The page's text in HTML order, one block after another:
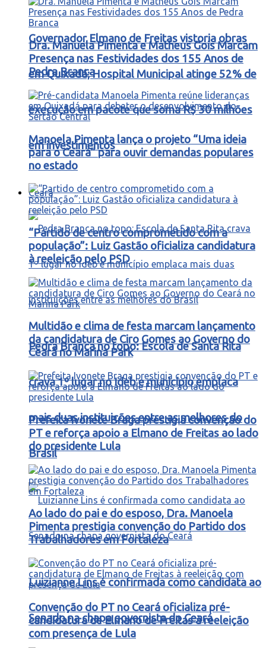
Governador Elmano de Freitas vistoria obras
em Quixadá; Hospital Municipal atinge 52% de
execução em pacote que soma R$ 30 milhões
em investimentos
Ceará
Pedra Branca no topo: Escola de Santa Rita
crava 1º lugar no Ideb e município emplaca
mais duas instituições entre as melhores do
Brasil
Luizianne Lins é confirmada como candidata ao
Senado na chapa governista do Ceará
Dra. Manuela Pimenta e Matheus Gois Marcam
Presença nas Festividades dos 155 Anos de
Pedra Branca
Manoela Pimenta lança o projeto “Uma ideia
para o Ceará” para ouvir demandas populares
no estado
“Partido de centro comprometido com a
população”: Luiz Gastão oficializa candidatura
à reeleição pelo PSD
Multidão e clima de festa marcam lançamento
da candidatura de Ciro Gomes ao Governo do
Ceará no Marina Park
Prefeita Ivonete Braga prestigia convenção do
PT e reforça apoio a Elmano de Freitas ao lado
do presidente Lula
Ao lado do pai e do esposo, Dra. Manoela
Pimenta prestigia convenção do Partido dos
Trabalhadores em Fortaleza
Convenção do PT no Ceará oficializa pré-
candidatura de Elmano de Freitas à reeleição
com presença de Lula